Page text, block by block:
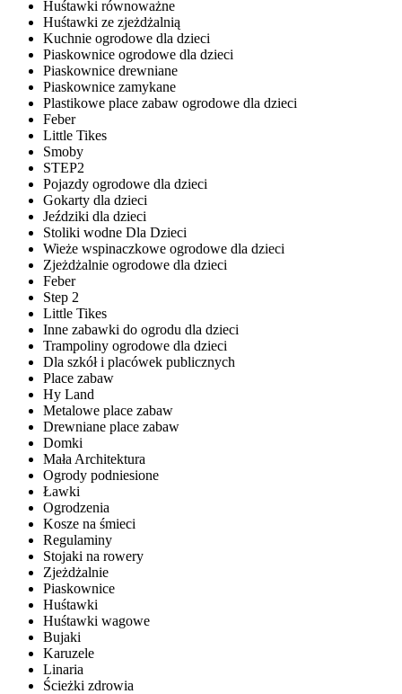
Huśtawki równoważne
Huśtawki ze zjeżdżalnią
Kuchnie ogrodowe dla dzieci
Piaskownice ogrodowe dla dzieci
Piaskownice drewniane
Piaskownice zamykane
Plastikowe place zabaw ogrodowe dla dzieci
Feber
Little Tikes
Smoby
STEP2
Pojazdy ogrodowe dla dzieci
Gokarty dla dzieci
Jeździki dla dzieci
Stoliki wodne Dla Dzieci
Wieże wspinaczkowe ogrodowe dla dzieci
Zjeżdżalnie ogrodowe dla dzieci
Feber
Step 2
Little Tikes
Inne zabawki do ogrodu dla dzieci
Trampoliny ogrodowe dla dzieci
Dla szkół i placówek publicznych
Place zabaw
Hy Land
Metalowe place zabaw
Drewniane place zabaw
Domki
Mała Architektura
Ogrody podniesione
Ławki
Ogrodzenia
Kosze na śmieci
Regulaminy
Stojaki na rowery
Zjeżdżalnie
Piaskownice
Huśtawki
Huśtawki wagowe
Bujaki
Karuzele
Linaria
Ścieżki zdrowia